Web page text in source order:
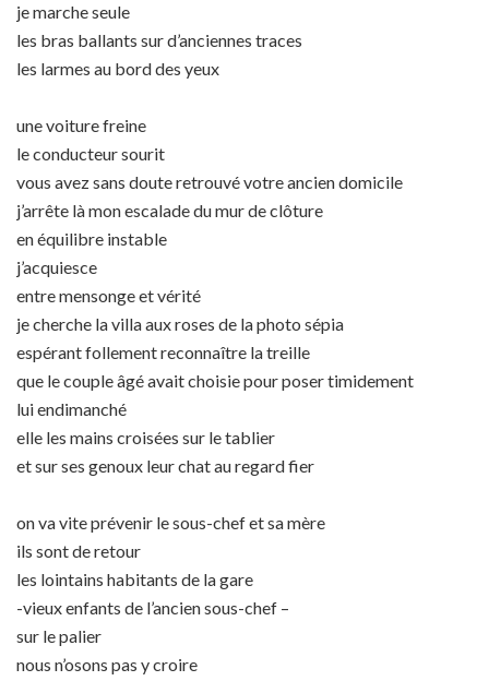
je marche seule
les bras ballants sur d’anciennes traces
les larmes au bord des yeux
une voiture freine
le conducteur sourit
vous avez sans doute retrouvé votre ancien domicile
j’arrête là mon escalade du mur de clôture
en équilibre instable
j’acquiesce
entre mensonge et vérité
je cherche la villa aux roses de la photo sépia
espérant follement reconnaître la treille
que le couple âgé avait choisie pour poser timidement
lui endimanché
elle les mains croisées sur le tablier
et sur ses genoux leur chat au regard fier
on va vite prévenir le sous-chef et sa mère
ils sont de retour
les lointains habitants de la gare
-vieux enfants de l’ancien sous-chef –
sur le palier
nous n’osons pas y croire